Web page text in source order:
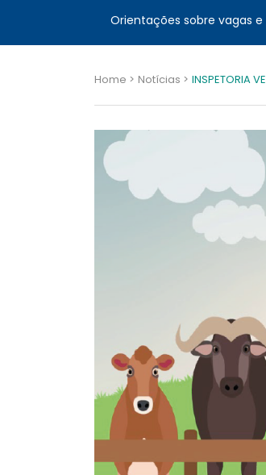
Orientações sobre vagas
Home > Notícias > INSPETORIA